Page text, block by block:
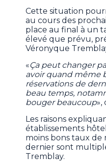
Cette situation
au cours des
place au final à un
élevé que prévu,
Véronyque
«Ça peut changer
avoir quand même
réservations de
beau temps,
bouger beaucoup»,
Les raisons
établissements
moins bons taux de
dernier sont
Tremblay.